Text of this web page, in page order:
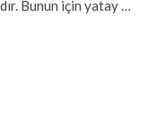
Bunun için yatay …